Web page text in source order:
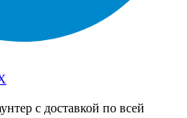
с доставкой по всей